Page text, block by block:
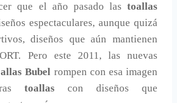
que el año pasado las toallas
espectaculares, aunque quizá
diseños que aún mantienen
Pero este 2011, las nuevas
Bubel rompen con esa imagen
toallas con diseños que